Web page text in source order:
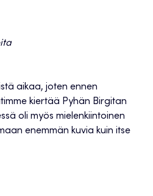
aikaa, joten ennen
kiertää Pyhän Birgitan
oli myös mielenkiintoinen
enemmän kuvia kuin itse